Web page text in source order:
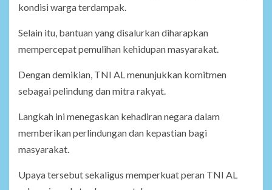
kondisi warga terdampak.
Selain itu, bantuan yang disalurkan diharapkan
mempercepat pemulihan kehidupan masyarakat.
Dengan demikian, TNI AL menunjukkan komitmen
sebagai pelindung dan mitra rakyat.
Langkah ini menegaskan kehadiran negara dalam
memberikan perlindungan dan kepastian bagi
masyarakat.
Upaya tersebut sekaligus memperkuat peran TNI AL